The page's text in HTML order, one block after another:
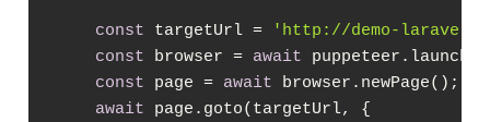
const targetUrl =
'http://demo-
const browser = await
const page = await browser.newPage();
await page.goto(targetUrl, {